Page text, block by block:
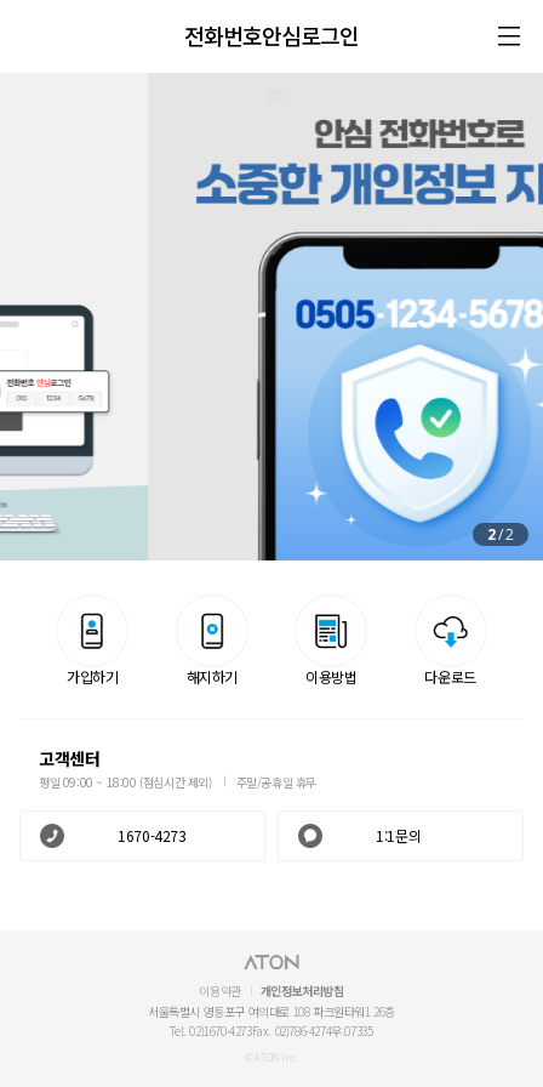
전화번호안심로그인
2/2
가입하기 해지하기 이용방법 다운로드
고객센터
평일 09:00 ~ 18:00 (점심시간 제외) 주말/공휴일 휴무
1670-4273 1:1문의
이용약관
개인정보처리방침
서울특별시 영등포구 여의대로 108 파크원타워1 26층
Tel. 02)1670-4273Fax. 02)786-4274우.07335
© ATON Inc.